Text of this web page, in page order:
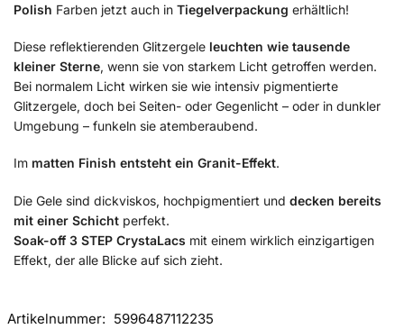
Polish Farben jetzt auch in Tiegelverpackung erhältlich!
Diese reflektierenden Glitzergele leuchten wie tausende
kleiner Sterne, wenn sie von starkem Licht getroffen werden.
Bei normalem Licht wirken sie wie intensiv pigmentierte
Glitzergele, doch bei Seiten- oder Gegenlicht – oder in dunkler
Umgebung – funkeln sie atemberaubend.
Im matten Finish entsteht ein Granit-Effekt.
Die Gele sind dickviskos, hochpigmentiert und decken bereits
mit einer Schicht perfekt.
Soak-off 3 STEP CrystaLacs mit einem wirklich einzigartigen
Effekt, der alle Blicke auf sich zieht.
Artikelnummer: 5996487112235